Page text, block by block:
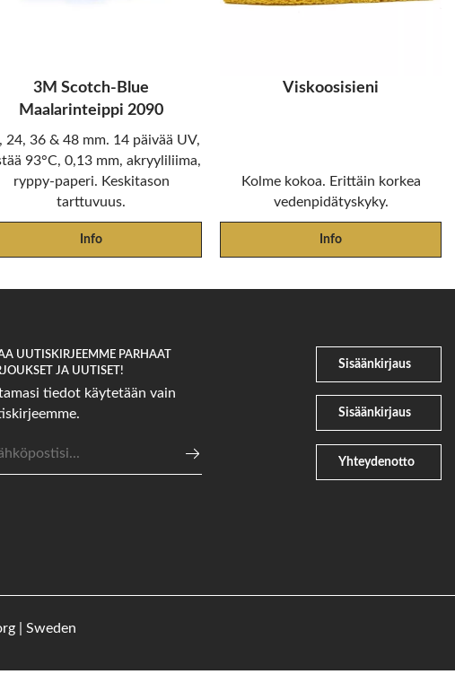
3M Scotch-Blue
Maalarinteippi 2090
24, 36 & 48 mm. 14 päivää UV,
93°C, 0,13 mm, akryyliliima,
ryppy-paperi. Keskitason
tarttuvuus.
Info
Viskoosisieni
Kolme kokoa. Erittäin korkea
vedenpidätyskyky.
Info
UUTISKIRJEEMME PARHAAT
JA UUTISET!
tiedot käytetään vain
Yhteydenotto
Sisäänkirjaus
Sisäänkirjaus
| Sweden